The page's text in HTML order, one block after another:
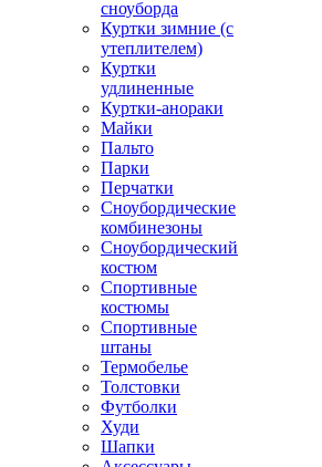
сноуборда
Куртки зимние (с
утеплителем)
Куртки
удлиненные
Куртки-анораки
Майки
Пальто
Парки
Перчатки
Сноубордические
комбинезоны
Сноубордический
костюм
Спортивные
костюмы
Спортивные
штаны
Термобелье
Толстовки
Футболки
Худи
Шапки